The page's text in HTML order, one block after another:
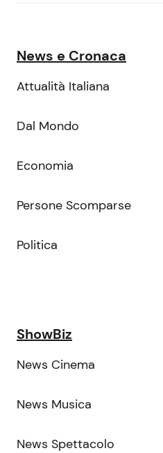
News e Cronaca
Attualità Italiana
Dal Mondo
Economia
Persone Scomparse
Politica
ShowBiz
News Cinema
News Musica
News Spettacolo